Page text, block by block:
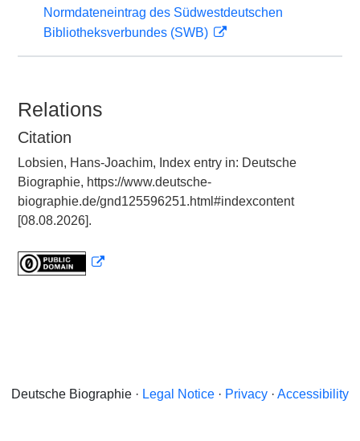
Normdateneintrag des Südwestdeutschen
Bibliotheksverbundes (SWB)
Relations
Citation
Lobsien, Hans-Joachim, Index entry in: Deutsche
Biographie, https://www.deutsche-
biographie.de/gnd125596251.html#indexcontent
[08.08.2026].
Deutsche Biographie · Legal Notice · Privacy · Accessibility